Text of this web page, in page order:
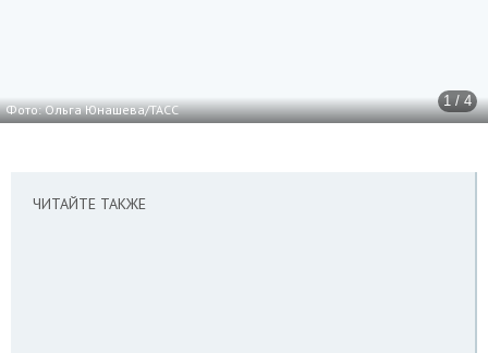
1 / 4
Фото: Ольга Юнашева/ТАСС
ЧИТАЙТЕ ТАКЖЕ